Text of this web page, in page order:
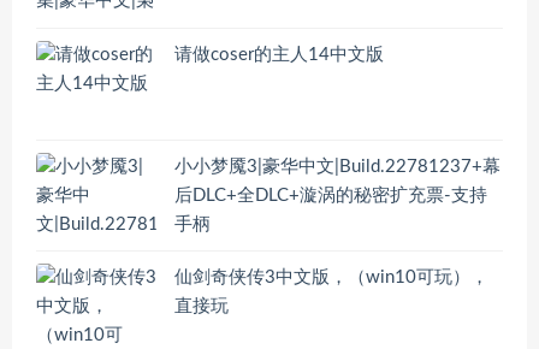
请做coser的主人14中文版
小小梦魇3|豪华中文|Build.22781237+幕
后DLC+全DLC+漩涡的秘密扩充票-支持
手柄
仙剑奇侠传3中文版，（win10可玩），
直接玩